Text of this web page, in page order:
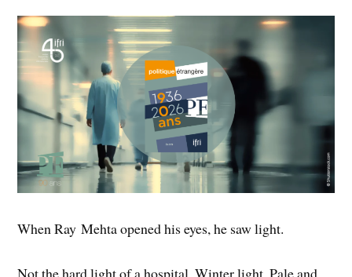
When Ray Mehta opened his eyes, he saw light.